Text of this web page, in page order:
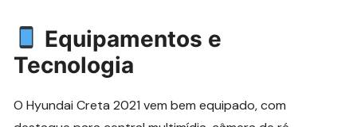
Equipamentos e
Tecnologia
O Hyundai Creta 2021 vem bem equipado, com